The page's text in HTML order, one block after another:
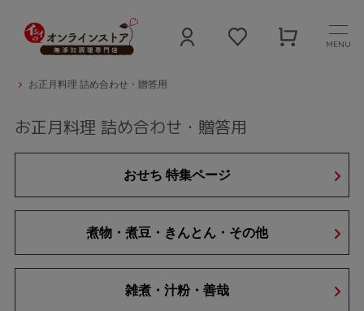
MENU
お正月料理 詰め合わせ・贈答用
お正月料理 詰め合わせ・贈答用
おせち 特集ページ
煮物・煮豆・きんとん・その他
雑煮・汁粉・善哉